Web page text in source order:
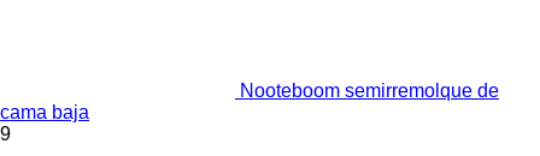
Nooteboom semirremolque de
cama baja
9